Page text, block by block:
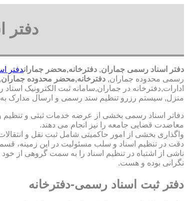
دفتر
دفتر اسناد رسمی جماران, دفترخانه,محضر جماراندفتر
رسمی محدوده جماران, دفترخانه,محضر محدوده جماران,
ادارات,دفترخانه در جماران,سامانه ثبت الکترونیک
منزل, سیستم رزرو تنظیم سند رسمی و ارسال مدارک
دفاتر اسناد رسمی بخشی از عرضه خدمات ثبتی و تنظیم
معاضدت قضایی جامعه را نیز انجام می دهند.
واگذاری بخشی از امور حاکمیتی شامل ثبت نقل و
دقت در تنظیم اسناد و سلب مسئولیت در این زمینه،
ناشی از اشتباه در تنظیم اسناد را به سمت گروهی از
نگرانی بوده و هست.
دفتر ثبت اسناد رسمی-دفترخانه